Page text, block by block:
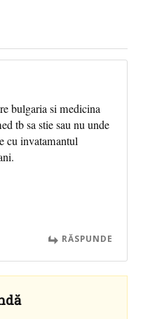
bulgaria si medicina
tb sa stie sau nu unde
cu invatamantul
RĂSPUNDE